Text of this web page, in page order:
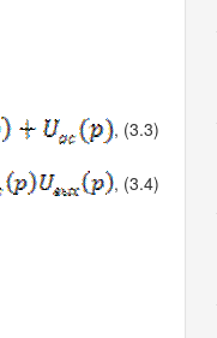
, (3.3)
, (3.4)